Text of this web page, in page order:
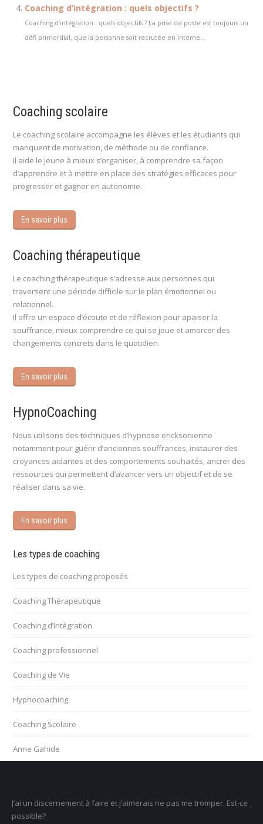
Coaching d’intégration : quels objectifs ?
Coaching d’intégration : quels objectifs ? La prise de poste est toujours un
défi primordial, que la personne soit recrutée en interne...
Coaching scolaire
Le coaching scolaire accompagne les élèves et les étudiants qui
manquent de motivation, de méthode ou de confiance.
Il aide le jeune à mieux s’organiser, à comprendre sa façon
d’apprendre et à mettre en place des stratégies efficaces pour
progresser et gagner en autonomie.
En savoir plus
Coaching thérapeutique
Le coaching thérapeutique s’adresse aux personnes qui
traversent une période difficile sur le plan émotionnel ou
relationnel.
Il offre un espace d’écoute et de réflexion pour apaiser la
souffrance, mieux comprendre ce qui se joue et amorcer des
changements concrets dans le quotidien.
En savoir plus
HypnoCoaching
Nous utilisons des techniques d’hypnose ericksonienne
notamment pour guérir d’anciennes souffrances, instaurer des
croyances aidantes et des comportements souhaités, ancrer des
ressources qui permettent d’avancer vers un objectif et de se
réaliser dans sa vie.
En savoir plus
Les types de coaching
Les types de coaching proposés
Coaching Thérapeutique
Coaching d’intégration
Coaching professionnel
Coaching de Vie
Hypnocoaching
Coaching Scolaire
Anne Gahide
Est-ce Je ne sais pas ce que je veux faire dans la vie : comment
un sens